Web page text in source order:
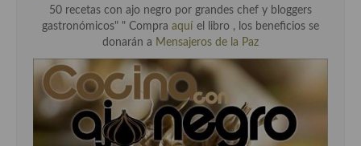
50 recetas con ajo negro por grandes chef y bloggers
gastronómicos" " Compra aquí el libro , los beneficios se
donarán a Mensajeros de la Paz